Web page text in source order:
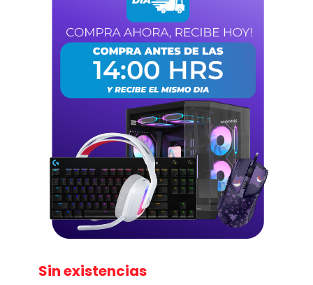
Sin existencias